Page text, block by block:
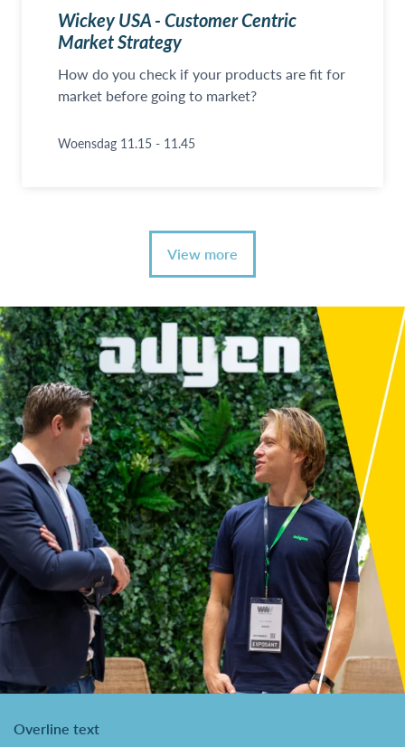
Wickey USA - Customer Centric
Market Strategy
How do you check if your products are fit for
market before going to market?
Woensdag 11.15 - 11.45
View more
Overline text